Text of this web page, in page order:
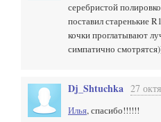
серебристой
поставил старенькие
кочки проглатывают
симпатично
Dj_Shtuchka 27
Илья, спасибо!!!!!!